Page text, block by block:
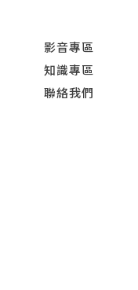
影音專區
知識專區
聯絡我們